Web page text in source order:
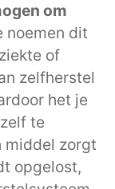
om
noemen dit
of
zelfherstel
het je
te
middel zorgt
opgelost,